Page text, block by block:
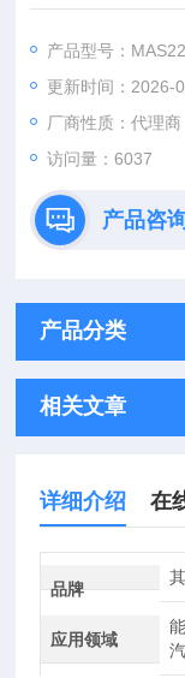
产品型号：
更新时间：2026-
厂商性质：代理商
访问量：6037
产品咨询
产品分类
相关文章
详细介绍 在
品牌
应用领域